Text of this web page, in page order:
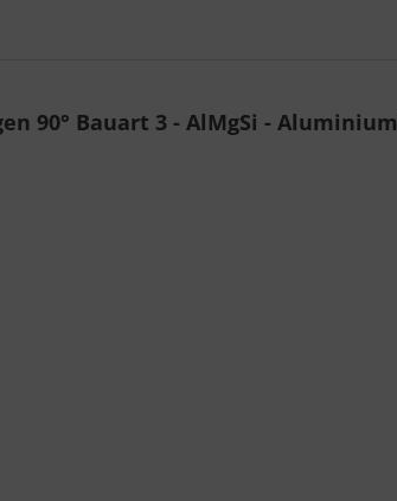
90° Bauart 3 - AlMgSi -